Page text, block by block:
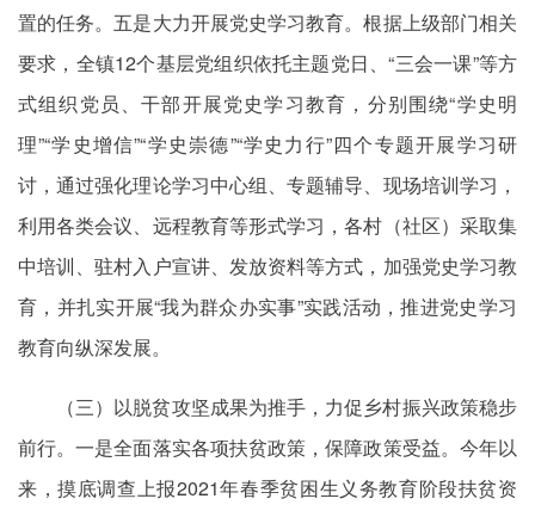
置的任务。五是大力开展党史学习教育。根据上级部门相关
要求，全镇12个基层党组织依托主题党日、“三会一课”等方
式组织党员、干部开展党史学习教育，分别围绕“学史明
理”“学史增信”“学史崇德”“学史力行”四个专题开展学习研
讨，通过强化理论学习中心组、专题辅导、现场培训学习，
利用各类会议、远程教育等形式学习，各村（社区）采取集
中培训、驻村入户宣讲、发放资料等方式，加强党史学习教
育，并扎实开展“我为群众办实事”实践活动，推进党史学习
教育向纵深发展。
（三）以脱贫攻坚成果为推手，力促乡村振兴政策稳步
前行。一是全面落实各项扶贫政策，保障政策受益。今年以
来，摸底调查上报2021年春季贫困生义务教育阶段扶贫资